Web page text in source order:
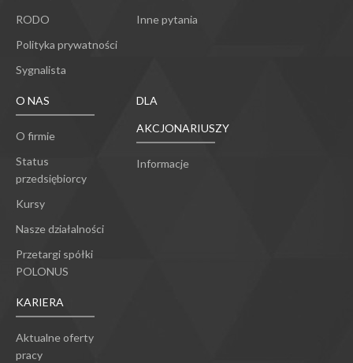
RODO
Polityka prywatności
Sygnalista
Inne pytania
O NAS
O firmie
Status
przedsiębiorcy
Kursy
Nasze działalności
Przetargi spółki
POLONUS
DLA
AKCJONARIUSZY
Informacje
KARIERA
Aktualne oferty
pracy